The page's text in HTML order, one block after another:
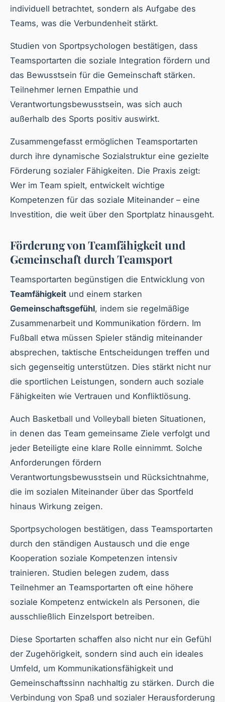
individuell betrachtet, sondern als Aufgabe des
Teams, was die Verbundenheit stärkt.
Studien von Sportpsychologen bestätigen, dass
Teamsportarten die soziale Integration fördern und
das Bewusstsein für die Gemeinschaft stärken.
Teilnehmer lernen Empathie und
Verantwortungsbewusstsein, was sich auch
außerhalb des Sports positiv auswirkt.
Zusammengefasst ermöglichen Teamsportarten
durch ihre dynamische Sozialstruktur eine gezielte
Förderung sozialer Fähigkeiten. Die Praxis zeigt:
Wer im Team spielt, entwickelt wichtige
Kompetenzen für das soziale Miteinander – eine
Investition, die weit über den Sportplatz hinausgeht.
Förderung von Teamfähigkeit und
Gemeinschaft durch Teamsport
Teamsportarten begünstigen die Entwicklung von
Teamfähigkeit und einem starken
Gemeinschaftsgefühl, indem sie regelmäßige
Zusammenarbeit und Kommunikation fördern. Im
Fußball etwa müssen Spieler ständig miteinander
absprechen, taktische Entscheidungen treffen und
sich gegenseitig unterstützen. Dies stärkt nicht nur
die sportlichen Leistungen, sondern auch soziale
Fähigkeiten wie Vertrauen und Konfliktlösung.
Auch Basketball und Volleyball bieten Situationen,
in denen das Team gemeinsame Ziele verfolgt und
jeder Beteiligte eine klare Rolle einnimmt. Solche
Anforderungen fördern
Verantwortungsbewusstsein und Rücksichtnahme,
die im sozialen Miteinander über das Sportfeld
hinaus Wirkung zeigen.
Sportpsychologen bestätigen, dass Teamsportarten
durch den ständigen Austausch und die enge
Kooperation soziale Kompetenzen intensiv
trainieren. Studien belegen zudem, dass
Teilnehmer an Teamsportarten oft eine höhere
soziale Kompetenz entwickeln als Personen, die
ausschließlich Einzelsport betreiben.
Diese Sportarten schaffen also nicht nur ein Gefühl
der Zugehörigkeit, sondern sind auch ein ideales
Umfeld, um Kommunikationsfähigkeit und
Gemeinschaftssinn nachhaltig zu stärken. Durch die
Verbindung von Spaß und sozialer Herausforderung